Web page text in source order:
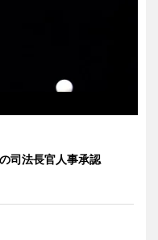
司法長官人事承認